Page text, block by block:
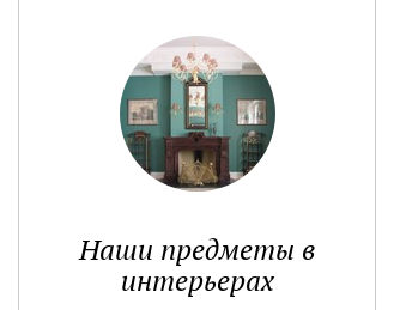
Наши предметы в
интерьерах